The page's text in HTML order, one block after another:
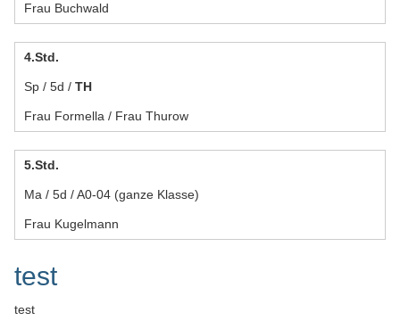
Frau Buchwald
4.Std.
Sp / 5d / TH
Frau Formella / Frau Thurow
5.Std.
Ma / 5d / A0-04 (ganze Klasse)
Frau Kugelmann
test
test